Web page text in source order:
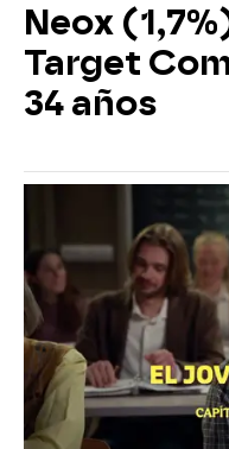
Neox
Target
34 años